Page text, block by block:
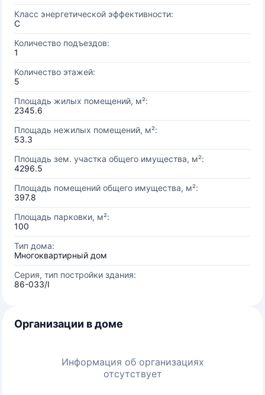
Класс энергетической эффективности:
C
Количество подъездов:
1
Количество этажей:
5
Площадь жилых помещений, м²:
2345.6
Площадь нежилых помещений, м²:
53.3
Площадь зем. участка общего имущества, м²:
4296.5
Площадь помещений общего имущества, м²:
397.8
Площадь парковки, м²:
100
Тип дома:
Многоквартирный дом
Серия, тип постройки здания:
86-033/I
Организации в доме
Информация об организациях
отсутствует